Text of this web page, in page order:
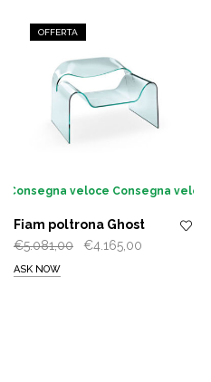
OFFERTA
Consegna veloce Consegna veloce
Fiam poltrona Ghost
€5.081,00
Il€4.165,00
ASK NOW